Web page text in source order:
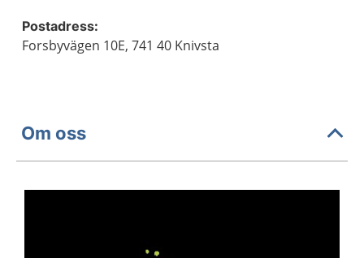
Postadress:
Forsbyvägen 10E, 741 40 Knivsta
Om oss